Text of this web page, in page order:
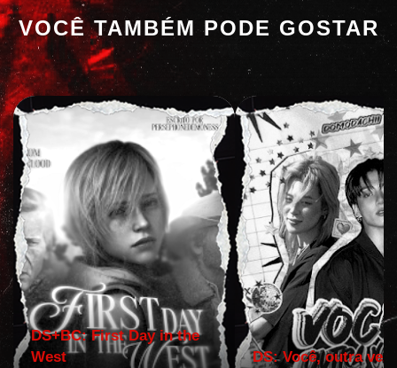
VOCÊ TAMBÉM PODE GOSTAR
DS+BC: First Day in the
West
DS: Você, outra vez!